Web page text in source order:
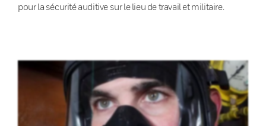
pour la sécurité auditive sur le lieu de travail et militaire.